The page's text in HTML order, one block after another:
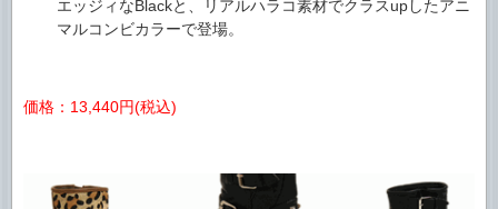
エッジィなBlackと、リアルハラコ素材でクラスupしたアニ
マルコンビカラーで登場。
価格：13,440円(税込)